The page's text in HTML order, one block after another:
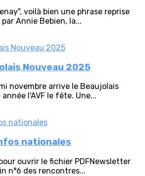
voilà bien une phrase reprise
Annie Bebien, la...
Nouveau 2025
novembre arrive le Beaujolais
l'AVF le fête. Une...
nationales
ouvrir le fichier PDFNewsletter
n°6 des rencontres...